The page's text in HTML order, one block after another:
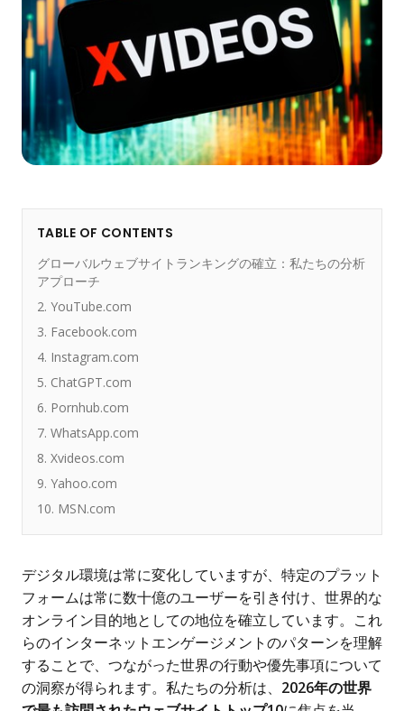
TABLE OF CONTENTS
グローバルウェブサイトランキングの確立：私たちの分析
アプローチ
2. YouTube.com
3. Facebook.com
4. Instagram.com
5. ChatGPT.com
6. Pornhub.com
7. WhatsApp.com
8. Xvideos.com
9. Yahoo.com
10. MSN.com
デジタル環境は常に変化していますが、特定のプラット
フォームは常に数十億のユーザーを引き付け、世界的な
オンライン目的地としての地位を確立しています。これ
らのインターネットエンゲージメントのパターンを理解
することで、つながった世界の行動や優先事項について
の洞察が得られます。私たちの分析は、 2026年の世界